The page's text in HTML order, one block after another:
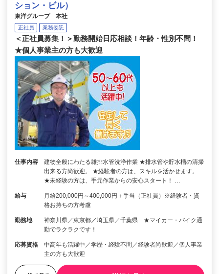
ション・ビル）
東洋グループ 本社
正社員 業務委託
＜正社員募集！＞勤務開始日応相談！年齢・性別不問！
★個人事業主の方も大歓迎
仕事内容
建物全般にわたる雑排水管洗浄作業 ★排水管や貯水槽の清掃
出来る方尚歓迎。 ★経験者の方は、スキルを活かせます。
★未経験の方は、手元作業からの安心スタート！ …
給与
月給200,000円～400,000円＋手当（正社員）※経験者・資
格お持ちの方考慮
勤務地
神奈川県／東京都／埼玉県／千葉県 ★マイカー・バイク通
勤でラクラクです！
応募資格
中高年も活躍中／学歴・経験不問／経験者尚歓迎／個人事業
主の方も大歓迎